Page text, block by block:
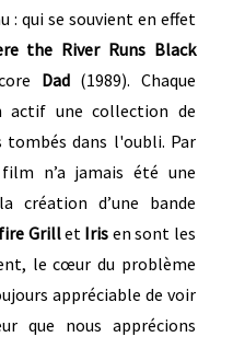
: qui se souvient en effet
the River Runs Black
Dad(1989). Chaque
actif une collection de
dans l'oubli. Par
n’a jamais été une
création d’une bande
Grillet Iris en sont les
le cœur du problème
appréciable de voir
que nous apprécions